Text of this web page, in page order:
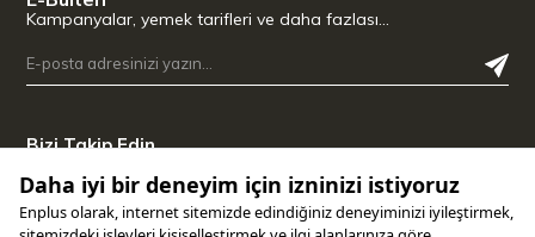
Kampanyalar, yemek tarifleri ve daha fazlası…
Bizi Takip Edin